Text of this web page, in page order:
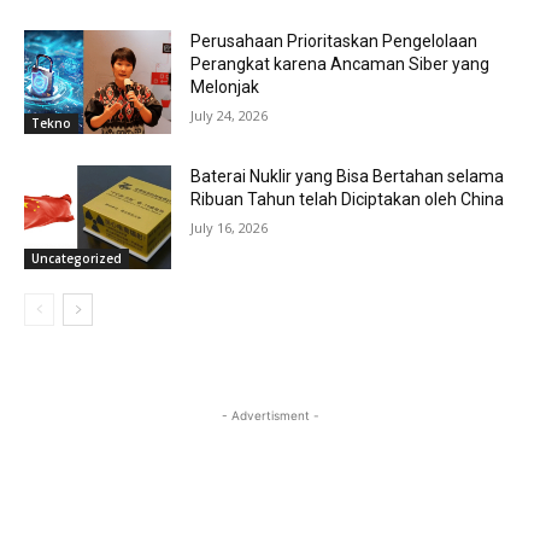
Tekno
Perusahaan Prioritaskan Pengelolaan
Perangkat karena Ancaman Siber yang
Melonjak
July 24, 2026
Uncategorized
Baterai Nuklir yang Bisa Bertahan selama
Ribuan Tahun telah Diciptakan oleh China
July 16, 2026
- Advertisment -